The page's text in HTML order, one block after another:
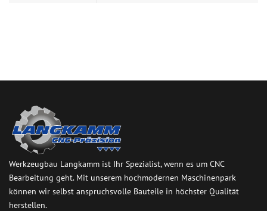
Werkzeugbau Langkamm ist Ihr Spezialist, wenn es um CNC
Bearbeitung geht. Mit unserem hochmodernen Maschinenpark
können wir selbst anspruchsvolle Bauteile in höchster Qualität
herstellen.